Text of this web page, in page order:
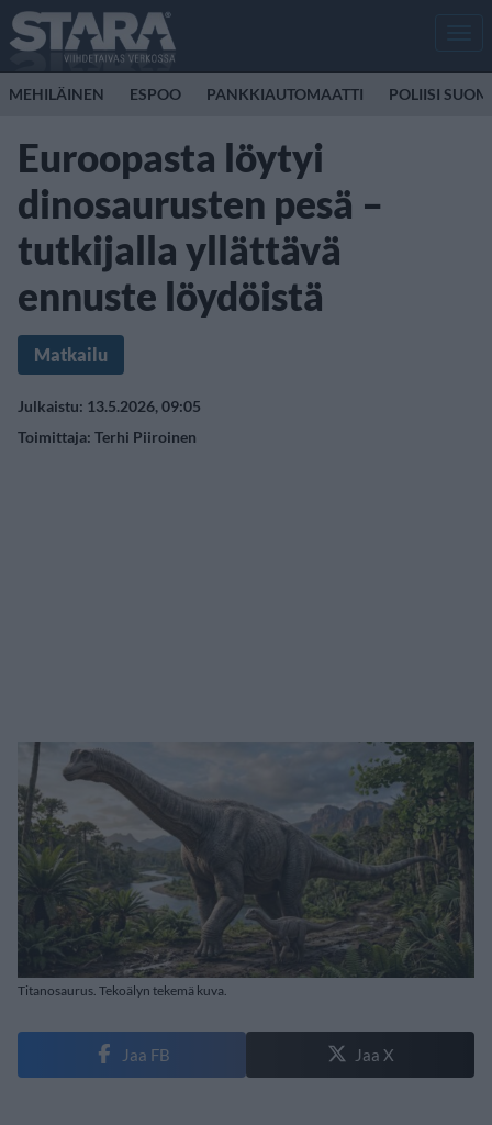
MEHILÄINEN ESPOO PANKKIAUTOMAATTI POLIISI
Euroopasta löytyi
dinosaurusten pesä –
tutkijalla yllättävä
ennuste löydöistä
Matkailu
Julkaistu: 13.5.2026, 09:05
Toimittaja: Terhi Piiroinen
Titanosaurus. Tekoälyn tekemä kuva.
Jaa FB Jaa X